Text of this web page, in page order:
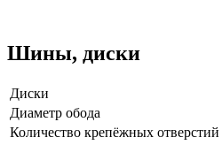
Шины, диски
Диски
Диаметр обода
Количество крепёжных отверстий